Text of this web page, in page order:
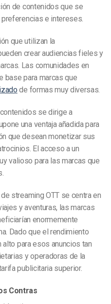
de contenidos que se
e intereses.
que utilizan la
crear audiencias fieles y
Las comunidades en
base para marcas que
de formas muy diversas.
se dirige a
una ventaja añadida para
que desean monetizar sus
El acceso a un
valioso para las marcas que
streaming OTT se centra en
y aventuras, las marcas
enormemente
Dado que el rendimiento
para esos anuncios tan
y operadoras de la
publicitaria superior.
Contras